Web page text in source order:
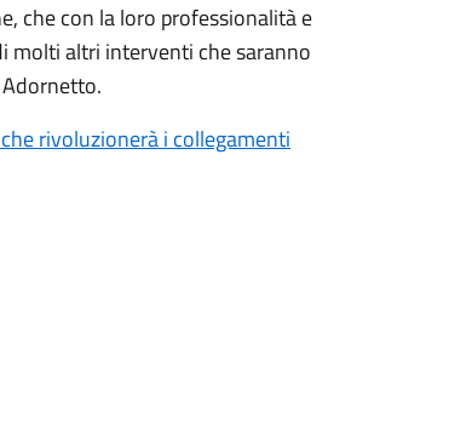
che con la loro professionalità e
molti altri interventi che saranno
rivoluzionerà i collegamenti